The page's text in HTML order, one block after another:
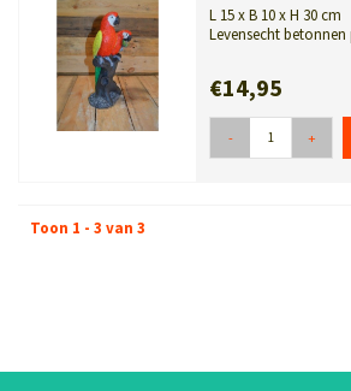
L 15 x B 10 x H 30 cm
Levensecht
€14,95
- +
Toon 1 - 3 van 3